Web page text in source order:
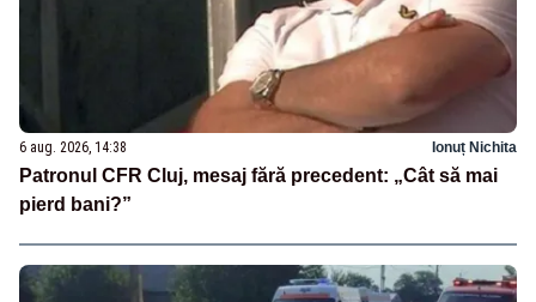
6 aug. 2026, 14:38 Ionuț Nichita
Patronul CFR Cluj, mesaj fără precedent: „Cât să mai
pierd bani?”